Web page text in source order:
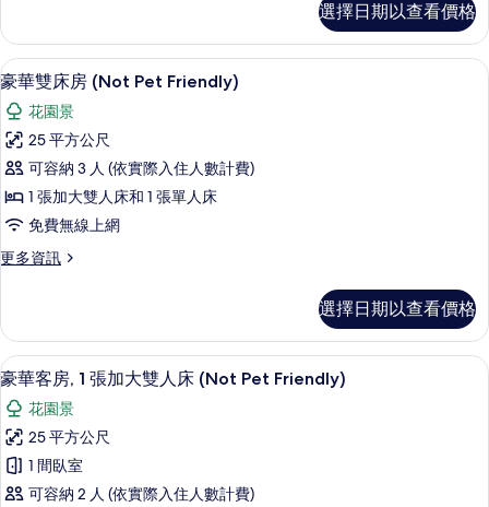
所
有
相
片
的
詳
情
(Not
Pet
Friendly)
的
所
有
相
片
客
房,
非
吸
煙
房
(Not
Pet
Friendly)
的
詳
情
選擇日期以查看價格
顯
示
豪
華
雙
床
(Not
的
所
有
相
片
豪華雙床房 (Not Pet Friendly) | 書桌
11
豪華雙床房 (Not Pet Friendly)
花園景
25 平方公尺
可容納 3 人 (依實際入住人數計費)
1 張加大雙人床和 1 張單人床
免費無線上網
更多資訊
更
雙
床
房
(Not
Pet
Friendly)
的
詳
情
選擇日期以查看價格
顯
示
豪
華
客
豪華客房, 1 張加大雙人床 (Not Pet
19
豪華客房, 1 張加大雙人床 (Not Pet Friendly)
花園景
25 平方公尺
1 間臥室
可容納 2 人 (依實際入住人數計費)